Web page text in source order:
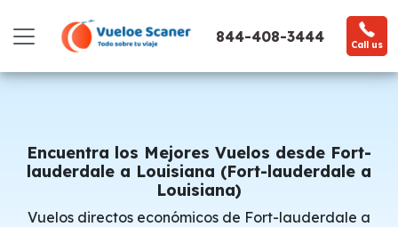
844-408-3444 Call us
Encuentra los Mejores Vuelos desde Fort-
lauderdale a Louisiana (Fort-lauderdale a
Louisiana)
Vuelos directos económicos de Fort-lauderdale a